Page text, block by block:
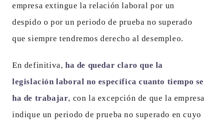
empresa extingue la relación laboral por un
despido o por un periodo de prueba no superado
que siempre tendremos derecho al desempleo.
En definitiva, ha de quedar claro que la
legislación laboral no específica cuanto tiempo se
ha de trabajar, con la excepción de que la empresa
indique un periodo de prueba no superado en cuyo